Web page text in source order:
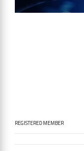
REGISTERED MEMBER